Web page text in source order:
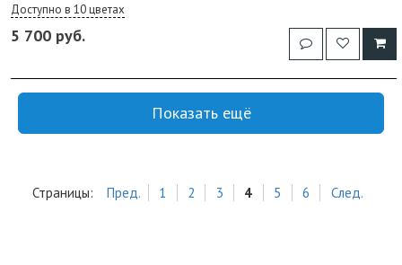
Доступно в 10 цветах
5 700 руб.
Показать ещё
Страницы: Пред. 1 2 3 4 5 6 След.